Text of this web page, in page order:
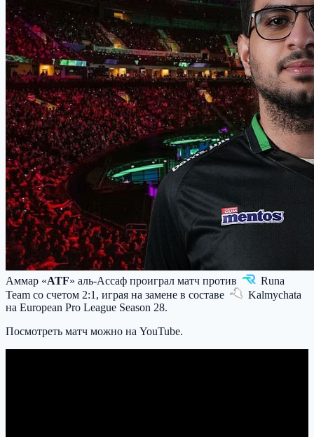
Аммар «ATF» аль-Ассаф проиграл матч против
Runa
Team со счетом 2:1, играя на замене в составе
Kalmychata
на European Pro League Season 28.
Посмотреть матч можно на YouTube.